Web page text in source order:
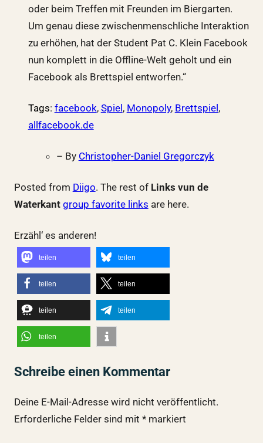
oder beim Treffen mit Freunden im Biergarten.
Um genau diese zwischenmenschliche Interaktion
zu erhöhen, hat der Student Pat C. Klein Facebook
nun komplett in die Offline-Welt geholt und ein
Facebook als Brettspiel entworfen.“
Tags: facebook, Spiel, Monopoly, Brettspiel,
allfacebook.de
– By Christopher-Daniel Gregorczyk
Posted from Diigo. The rest of Links vun de
Waterkant group favorite links are here.
Erzähl‘ es anderen!
teilen teilen
teilen teilen
teilen teilen
teilen
Schreibe einen Kommentar
Deine E-Mail-Adresse wird nicht veröffentlicht.
Erforderliche Felder sind mit *markiert